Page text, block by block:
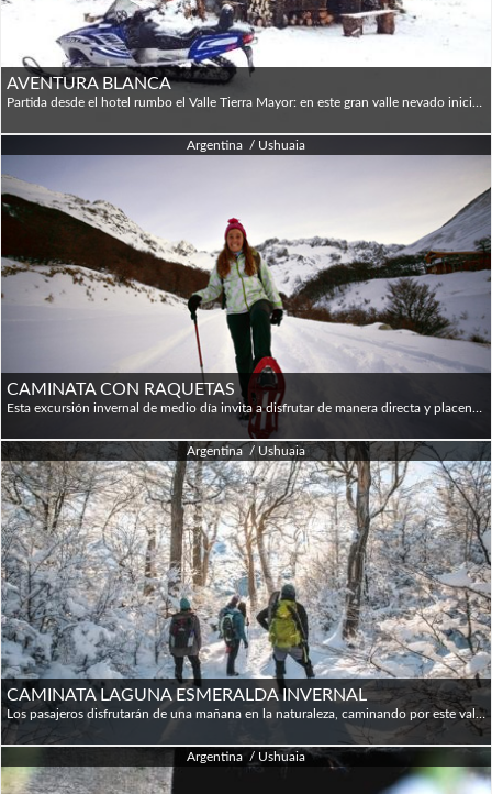
AVENTURA BLANCA
Argentina / Ushuaia
CAMINATA CON RAQUETAS
Argentina / Ushuaia
CAMINATA LAGUNA ESMERALDA INVERNAL
Los pasajeros disfrutarán de una mañana en la naturaleza, caminando por este valle de montaña que con sus particulares formaciones ofrece un panorama impactante. Salimos de la ciudad por la Ruta Nacional N° 3 hasta llegar al punto de partida donde nos preparamos para continuar a pie. La duración aproximada desde el inicio de la caminata, hasta alcanzar la laguna es de 2 horas, en las que atravesaremos el bosque subantártico, los valles de turba cubierta de nieve y ríos congelados con diques de castores. Una vez que alcanzamos la laguna, cubierta de nieve, descubriremos que su entorno hace que este lugar tenga un encanto particular. Allí nos detendremos para reponer energías con un lunch box y una bebida caliente, antes de emprender el regreso por el sendero que nos llevó hasta allí. TIMING: 09.00: Salida de la ciudad de Ushuaia 09.30: Comienzo de caminata 12.00: Llegada a la Laguna. Almuerzo 12.30: Comienzo de regreso 14.30: Regreso a la ciudad de Ushuaia 15.00: Llegada a la ciudad • Distancia 9 km | Desnivel positivo 300 mts
Argentina / Ushuaia